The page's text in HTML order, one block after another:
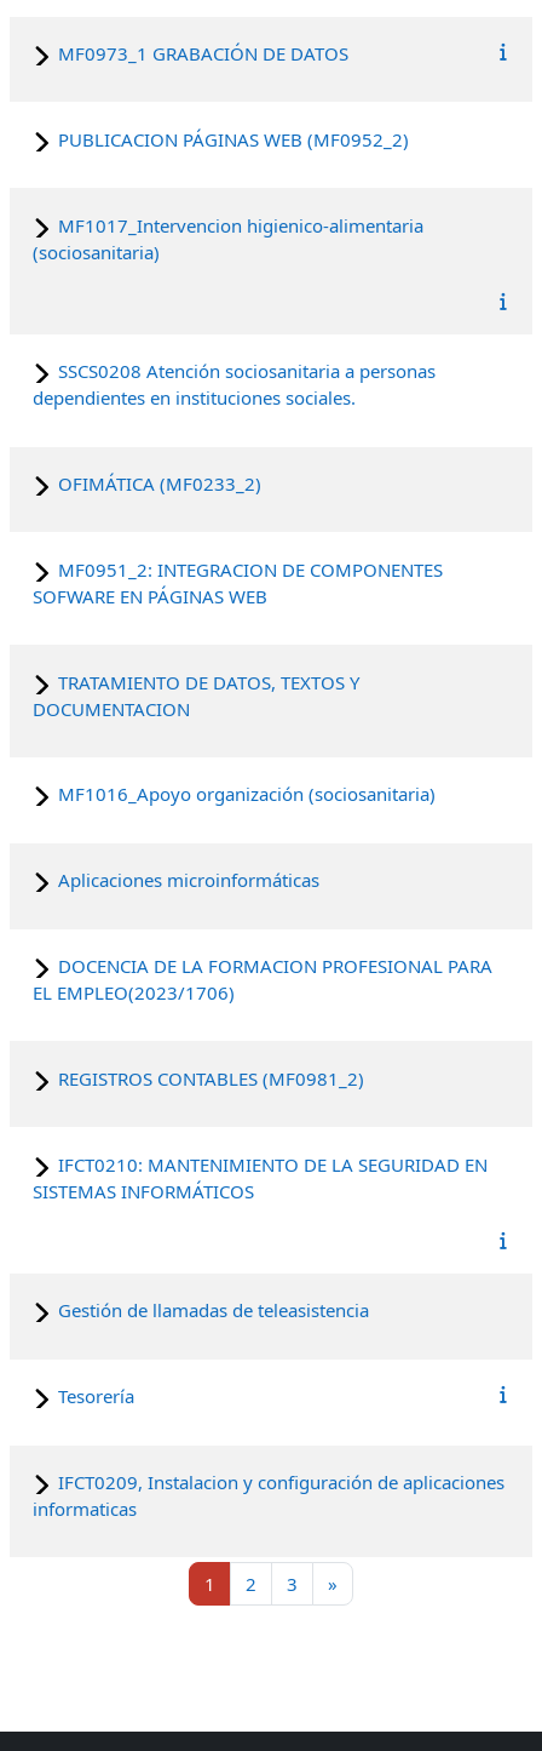
MF0973_1 GRABACIÓN DE DATOS
PUBLICACION PÁGINAS WEB (MF0952_2)
MF1017_Intervencion higienico-alimentaria
(sociosanitaria)
SSCS0208 Atención sociosanitaria a personas
dependientes en instituciones sociales.
OFIMÁTICA (MF0233_2)
MF0951_2: INTEGRACION DE COMPONENTES
SOFWARE EN PÁGINAS WEB
TRATAMIENTO DE DATOS, TEXTOS Y
DOCUMENTACION
MF1016_Apoyo organización (sociosanitaria)
Aplicaciones microinformáticas
DOCENCIA DE LA FORMACION PROFESIONAL PARA
EL EMPLEO(2023/1706)
REGISTROS CONTABLES (MF0981_2)
IFCT0210: MANTENIMIENTO DE LA SEGURIDAD EN
SISTEMAS INFORMÁTICOS
Gestión de llamadas de teleasistencia
Tesorería
IFCT0209, Instalacion y configuración de aplicaciones
informaticas
1 Página 1
2 Página 2
3 Página 3
»